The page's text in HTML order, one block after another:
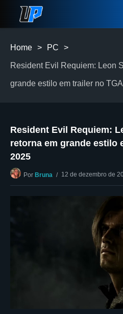
Home > PC >
Resident Evil Requiem: Leon
grande estilo em trailer no
Resident Evil Requiem:
retorna em grande estilo
2025
Por Bruna 12 de dezembro de